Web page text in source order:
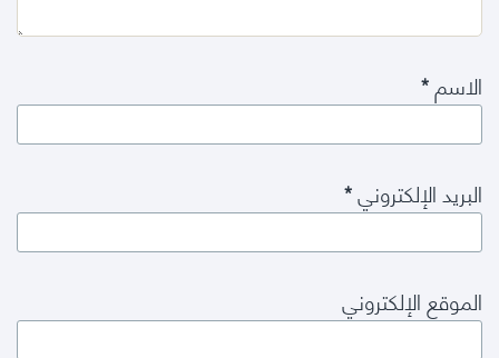
الاسم*
البريد الإلكتروني*
الموقع الإلكتروني